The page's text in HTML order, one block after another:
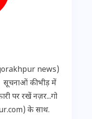
news)
सूचनाओं की भीड़ में
पर रखें नज़र...गो
के साथ.